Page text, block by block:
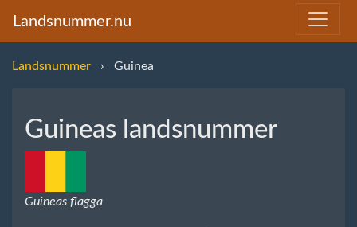
Landsnummer.nu
Landsnummer Guinea
Guineas landsnummer
Guineas flagga